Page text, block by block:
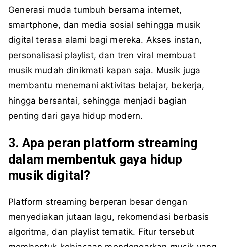
Generasi muda tumbuh bersama internet,
smartphone, dan media sosial sehingga musik
digital terasa alami bagi mereka. Akses instan,
personalisasi playlist, dan tren viral membuat
musik mudah dinikmati kapan saja. Musik juga
membantu menemani aktivitas belajar, bekerja,
hingga bersantai, sehingga menjadi bagian
penting dari gaya hidup modern.
3. Apa peran platform streaming
dalam membentuk gaya hidup
musik digital?
Platform streaming berperan besar dengan
menyediakan jutaan lagu, rekomendasi berbasis
algoritma, dan playlist tematik. Fitur tersebut